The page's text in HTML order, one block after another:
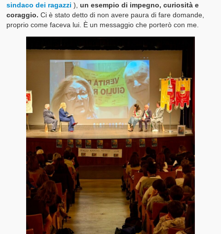
sindaco dei ragazzi ),un esempio di impegno, curiosità e
coraggio. Ci è stato detto di non avere paura di fare domande,
proprio come faceva lui. È un messaggio che porterò con me.